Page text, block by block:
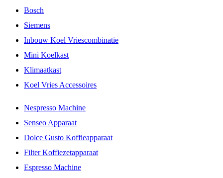
Bosch
Siemens
Inbouw Koel Vriescombinatie
Mini Koelkast
Klimaatkast
Koel Vries Accessoires
Nespresso Machine
Senseo Apparaat
Dolce Gusto Koffieapparaat
Filter Koffiezetapparaat
Espresso Machine